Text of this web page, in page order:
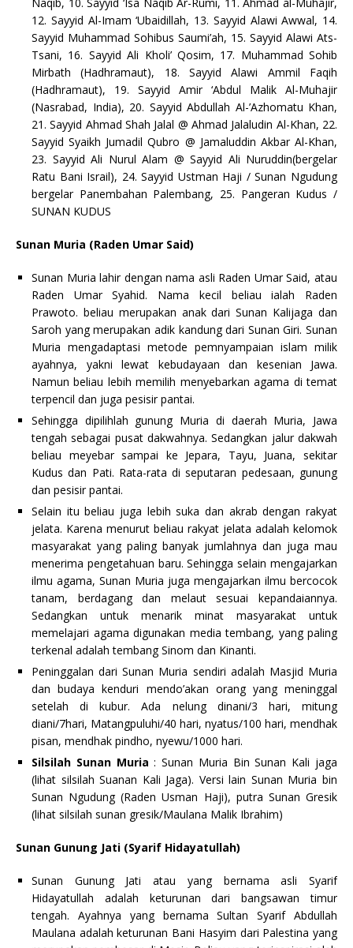
12. Sayyid Al-Imam ‘Ubaidillah, 13. Sayyid Alawi Awwal, 14.
Sayyid Muhammad Sohibus Saumi’ah, 15. Sayyid Alawi Ats-
Tsani, 16. Sayyid Ali Kholi’ Qosim, 17. Muhammad Sohib
Mirbath (Hadhramaut), 18. Sayyid Alawi Ammil Faqih
(Hadhramaut), 19. Sayyid Amir ‘Abdul Malik Al-Muhajir
(Nasrabad, India), 20. Sayyid Abdullah Al-’Azhomatu Khan,
21. Sayyid Ahmad Shah Jalal @ Ahmad Jalaludin Al-Khan, 22.
Sayyid Syaikh Jumadil Qubro @ Jamaluddin Akbar Al-Khan,
23. Sayyid Ali Nurul Alam @ Sayyid Ali Nuruddin(bergelar
Ratu Bani Israil), 24. Sayyid Ustman Haji / Sunan Ngudung
bergelar Panembahan Palembang, 25. Pangeran Kudus /
SUNAN KUDUS
Sunan Muria (Raden Umar Said)
Sunan Muria lahir dengan nama asli Raden Umar Said, atau
Raden Umar Syahid. Nama kecil beliau ialah Raden
Prawoto. beliau merupakan anak dari Sunan Kalijaga dan
Saroh yang merupakan adik kandung dari Sunan Giri. Sunan
Muria mengadaptasi metode pemnyampaian islam milik
ayahnya, yakni lewat kebudayaan dan kesenian Jawa.
Namun beliau lebih memilih menyebarkan agama di temat
terpencil dan juga pesisir pantai.
Sehingga dipilihlah gunung Muria di daerah Muria, Jawa
tengah sebagai pusat dakwahnya. Sedangkan jalur dakwah
beliau meyebar sampai ke Jepara, Tayu, Juana, sekitar
Kudus dan Pati. Rata-rata di seputaran pedesaan, gunung
dan pesisir pantai.
Selain itu beliau juga lebih suka dan akrab dengan rakyat
jelata. Karena menurut beliau rakyat jelata adalah kelomok
masyarakat yang paling banyak jumlahnya dan juga mau
menerima pengetahuan baru. Sehingga selain mengajarkan
ilmu agama, Sunan Muria juga mengajarkan ilmu bercocok
tanam, berdagang dan melaut sesuai kepandaiannya.
Sedangkan untuk menarik minat masyarakat untuk
memelajari agama digunakan media tembang, yang paling
terkenal adalah tembang Sinom dan Kinanti.
Peninggalan dari Sunan Muria sendiri adalah Masjid Muria
dan budaya kenduri mendo’akan orang yang meninggal
setelah di kubur. Ada nelung dinani/3 hari, mitung
diani/7hari, Matangpuluhi/40 hari, nyatus/100 hari, mendhak
pisan, mendhak pindho, nyewu/1000 hari.
Silsilah Sunan Muria : Sunan Muria Bin Sunan Kali jaga
(lihat silsilah Suanan Kali Jaga). Versi lain Sunan Muria bin
Sunan Ngudung (Raden Usman Haji), putra Sunan Gresik
(lihat silsilah sunan gresik/Maulana Malik Ibrahim)
Sunan Gunung Jati (Syarif Hidayatullah)
Sunan Gunung Jati atau yang bernama asli Syarif
Hidayatullah adalah keturunan dari bangsawan timur
tengah. Ayahnya yang bernama Sultan Syarif Abdullah
Maulana adalah keturunan Bani Hasyim dari Palestina yang